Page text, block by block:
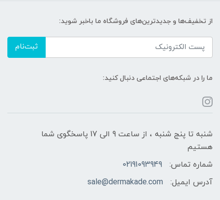
از تخفیف‌ها و جدیدترین‌های فروشگاه ما باخبر شوید:
ثبت‌نام
ما را در شبکه‌های اجتماعی دنبال کنید:
شنبه تا پنج شنبه ، از ساعت 9 الی 17 پاسخگوی شما
هستیم
شماره تماس:
02191093949
آدرس ایمیل:
sale@dermakade.com